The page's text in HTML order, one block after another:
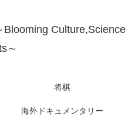
Culture,Science
～
将棋
海外ドキュメンタリー